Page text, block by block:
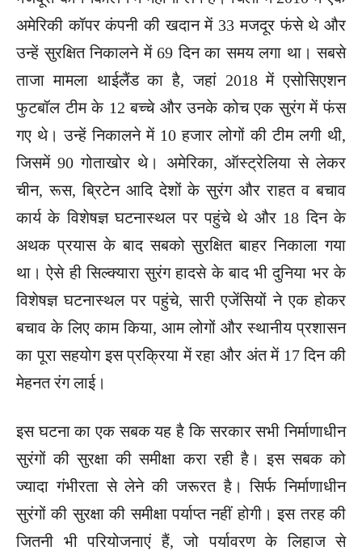
अमेरिकी कॉपर कंपनी की खदान में 33 मजदूर फंसे थे और
उन्हें सुरक्षित निकालने में 69 दिन का समय लगा था। सबसे
ताजा मामला थाईलैंड का है, जहां 2018 में एसोसिएशन
फुटबॉल टीम के 12 बच्चे और उनके कोच एक सुरंग में फंस
गए थे। उन्हें निकालने में 10 हजार लोगों की टीम लगी थी,
जिसमें 90 गोताखोर थे। अमेरिका, ऑस्ट्रेलिया से लेकर
चीन, रूस, ब्रिटेन आदि देशों के सुरंग और राहत व बचाव
कार्य के विशेषज्ञ घटनास्थल पर पहुंचे थे और 18 दिन के
अथक प्रयास के बाद सबको सुरक्षित बाहर निकाला गया
था। ऐसे ही सिल्क्यारा सुरंग हादसे के बाद भी दुनिया भर के
विशेषज्ञ घटनास्थल पर पहुंचे, सारी एजेंसियों ने एक होकर
बचाव के लिए काम किया, आम लोगों और स्थानीय प्रशासन
का पूरा सहयोग इस प्रक्रिया में रहा और अंत में 17 दिन की
मेहनत रंग लाई।
इस घटना का एक सबक यह है कि सरकार सभी निर्माणाधीन
सुरंगों की सुरक्षा की समीक्षा करा रही है। इस सबक को
ज्यादा गंभीरता से लेने की जरूरत है। सिर्फ निर्माणाधीन
सुरंगों की सुरक्षा की समीक्षा पर्याप्त नहीं होगी। इस तरह की
जितनी भी परियोजनाएं हैं, जो पर्यावरण के लिहाज से